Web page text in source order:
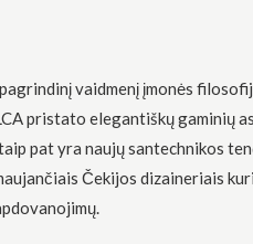
vaidmenį įmonės
pristato elegantiškų gaminių
pat yra naujų santechnikos
Čekijos dizaineriais